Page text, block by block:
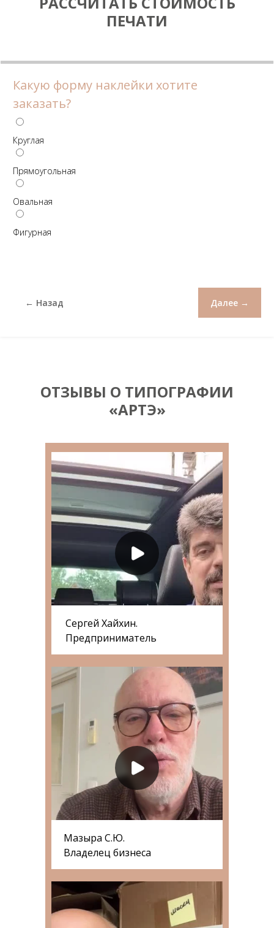
ПЕЧАТИ
Какую форму наклейки хотите
заказать?
Круглая
Прямоугольная
Овальная
Фигурная
← Назад Далее →
ОТЗЫВЫ О ТИПОГРАФИИ
«АРТЭ»
Сергей Хайхин.
Предприниматель
Мазыра С.Ю.
Владелец бизнеса